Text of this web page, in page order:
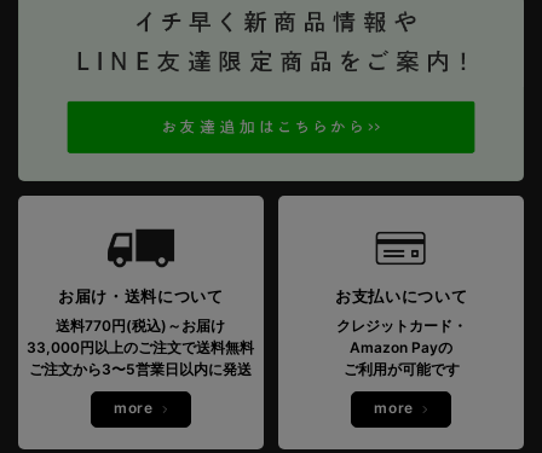
お届け・送料について
送料770円(税込)～お届け
33,000円以上のご注文で送料無料
ご注文から3〜5営業日以内に発送
more
お支払いについて
クレジットカード・
Amazon Payの
ご利用が可能です
more